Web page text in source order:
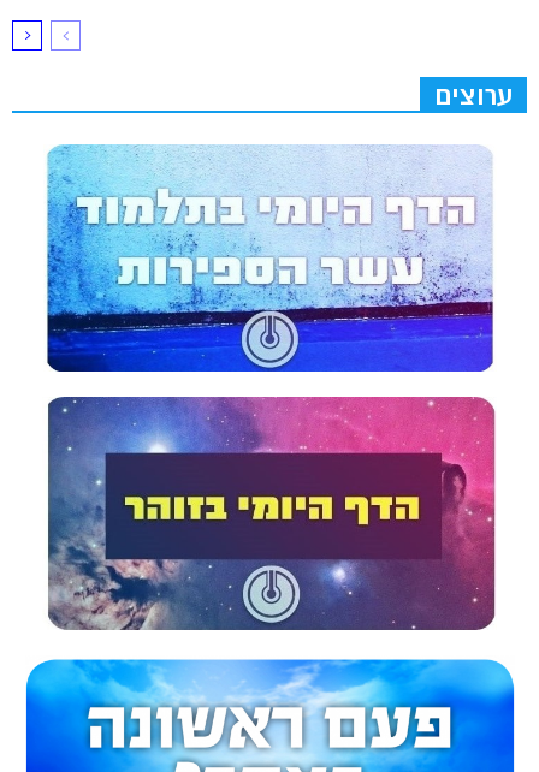
ערוצים